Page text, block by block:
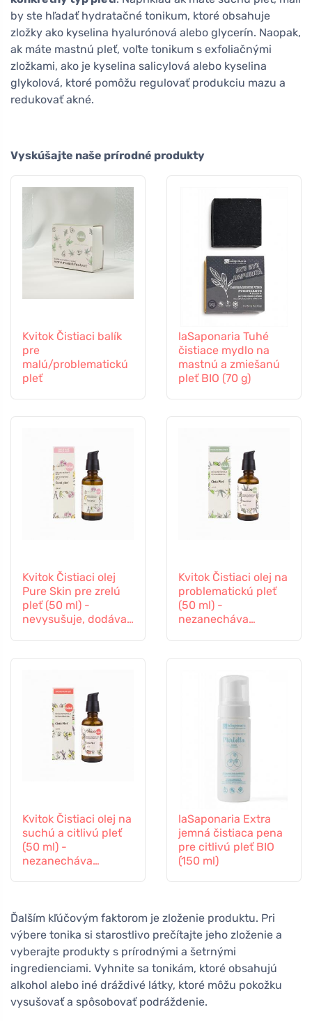
by ste hľadať hydratačné tonikum, ktoré obsahuje
zložky ako kyselina hyalurónová alebo glycerín. Naopak,
ak máte mastnú pleť, voľte tonikum s exfoliačnými
zložkami, ako je kyselina salicylová alebo kyselina
glykolová, ktoré pomôžu regulovať produkciu mazu a
redukovať akné.
Vyskúšajte naše prírodné produkty
Kvitok Čistiaci balík
pre
malú/problematickú
pleť
laSaponaria Tuhé
čistiace mydlo na
mastnú a zmiešanú
pleť BIO (70 g)
Kvitok Čistiaci olej
Pure Skin pre zrelú
pleť (50 ml) -
nevysušuje, dodáva
Kvitok Čistiaci olej na
problematickú pleť
(50 ml) -
nezanecháva
Kvitok Čistiaci olej na
suchú a citlivú pleť
(50 ml) -
nezanecháva
laSaponaria Extra
jemná čistiaca pena
pre citlivú pleť BIO
(150 ml)
Ďalším kľúčovým faktorom je zloženie produktu. Pri
výbere tonika si starostlivo prečítajte jeho zloženie a
vyberajte produkty s prírodnými a šetrnými
ingredienciami. Vyhnite sa tonikám, ktoré obsahujú
alkohol alebo iné dráždivé látky, ktoré môžu pokožku
vysušovať a spôsobovať podráždenie.